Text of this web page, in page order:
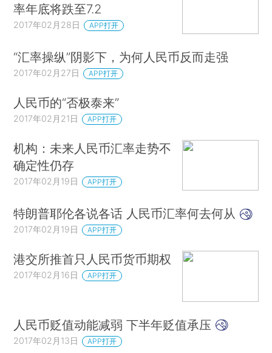
率年底将跌至7.2
2017年02月28日 APP打开
“汇率操纵”阴影下，为何人民币反而走强
2017年02月27日 APP打开
人民币的“否极泰来”
2017年02月21日 APP打开
机构：未来人民币汇率走势不
确定性仍存
2017年02月19日 APP打开
特朗普耶伦各说各话 人民币汇率何去何从
2017年02月19日 APP打开
港交所推首只人民币货币期权
2017年02月16日 APP打开
人民币贬值动能减弱 下半年贬值承压
2017年02月13日 APP打开